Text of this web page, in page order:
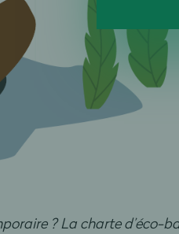
? La charte d’éco-